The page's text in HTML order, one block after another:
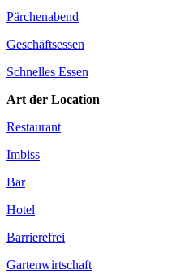
Pärchenabend
Geschäftsessen
Schnelles Essen
Art der Location
Restaurant
Imbiss
Bar
Hotel
Barrierefrei
Gartenwirtschaft